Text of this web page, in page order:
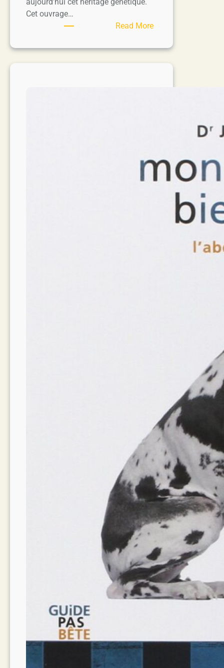
Cet ouvrage…
Read More:
chien,
un
civilisé